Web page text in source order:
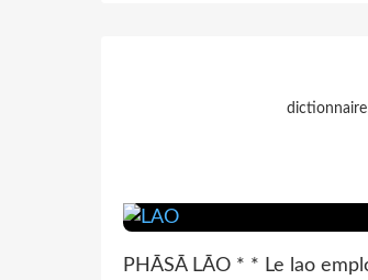
dictionnaire
PHĀSĀ LĀO * * Le lao